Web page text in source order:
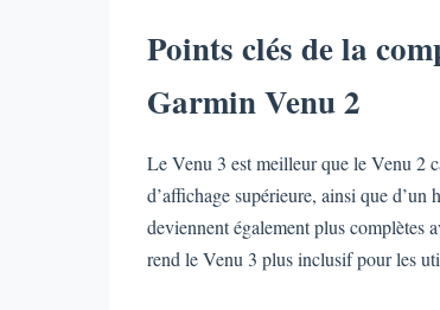
Points clés de la
Garmin Venu 2
Le Venu 3 est meilleur que le Venu 2
d’affichage supérieure, ainsi que
deviennent également plus complètes
rend le Venu 3 plus inclusif pour les